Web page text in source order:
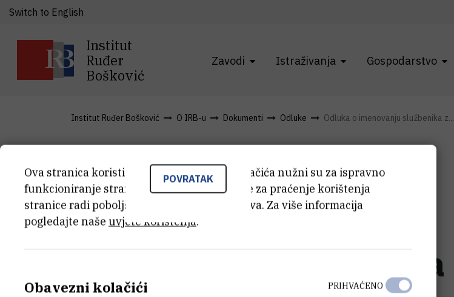
Institut
Ruđer
Bošković
Zavodi Istraživanja Gospodarstvo
Switch to English
Institut Ruđer Bošković O IRB-u Dokumenti Odluke Odluka o imenovanju službenika z...
Odluka o imenovanju
službenika za
ravnopravnost spolova
POVRATAK
Ova stranica koristi kolačiće. Neki od tih kolačića nužni su za ispravno
funkcioniranje stranice, dok se drugi koriste za praćenje korištenja
stranice radi poboljšanja korisničkog iskustva. Za više informacija
pogledajte naše uvjete korištenja.
Obavezni kolačići PRIHVAĆENO